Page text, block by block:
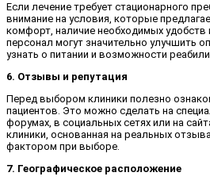
Если лечение требует стационарного
внимание на условия, которые
комфорт, наличие необходимых
персонал могут значительно улучшить
узнать о питании и возможности
6. Отзывы и репутация
Перед выбором клиники полезно
пациентов. Это можно сделать на
форумах, в социальных сетях или на
клиники, основанная на реальных
фактором при выборе.
7. Географическое расположение